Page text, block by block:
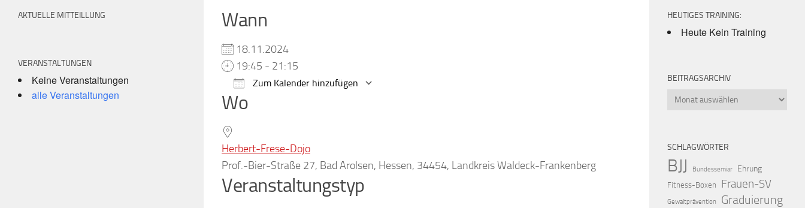
Wann
18.11.2024
19:45 - 21:15
Zum Kalender hinzufügen
ICS herunterladen
Wo
Herbert-Frese-Dojo
Prof.-Bier-Straße 27, Bad Arolsen, Hessen, 34454, Landkreis Waldeck-Frankenberg
Veranstaltungstyp
AKTUELLE MITTEILLUNG
VERANSTALTUNGEN
Keine Veranstaltungen
alle Veranstaltungen
HEUTIGES TRAINING:
Heute Kein Training
BEITRAGSARCHIV
Beitragsarchiv
SCHLAGWÖRTER
BJJ Bundessemiar Ehrung
Fitness-Boxen Frauen-SV
Gewaltprävention Graduierung